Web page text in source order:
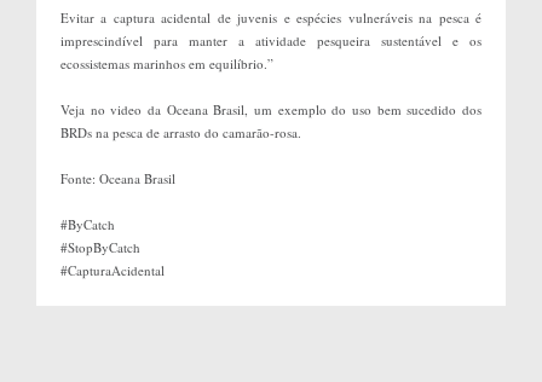
Evitar a captura acidental de juvenis e espécies vulneráveis na pesca é
imprescindível para manter a atividade pesqueira sustentável e os
ecossistemas marinhos em equilíbrio.”
Veja no video da Oceana Brasil, um exemplo do uso bem sucedido dos
BRDs na pesca de arrasto do camarão-rosa.
Fonte: Oceana Brasil
#ByCatch
#StopByCatch
#CapturaAcidental